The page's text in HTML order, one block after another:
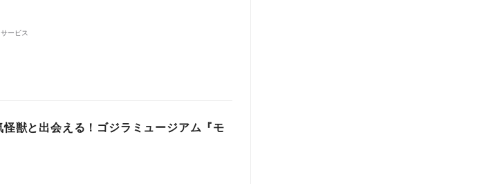
サービス
獣と出会える！ゴジラミュージアム『モ